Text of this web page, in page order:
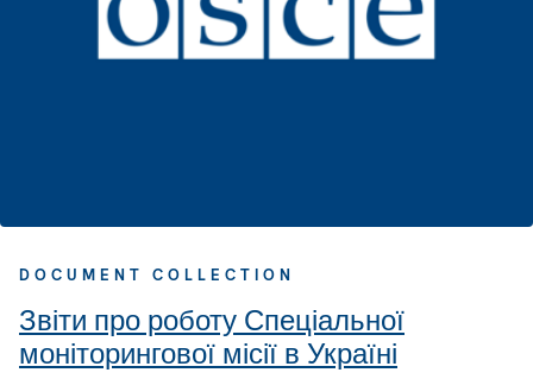
DOCUMENT COLLECTION
Звіти про роботу Спеціальної
моніторингової місії в Україні